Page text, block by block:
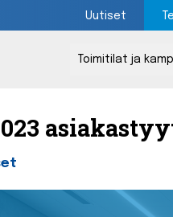
Uutiset
Toimitilat ja